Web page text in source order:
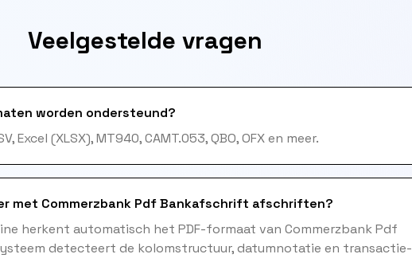
Veelgestelde vragen
worden ondersteund?
Excel (XLSX), MT940, CAMT.053, QBO, OFX en meer.
met Commerzbank Pdf Bankafschrift afschriften?
herkent automatisch het PDF-formaat van Commerzbank Pdf
detecteert de kolomstructuur, datumnotatie en transactie-